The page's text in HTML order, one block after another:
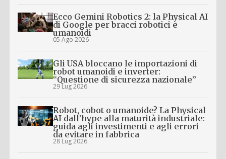
Ecco Gemini Robotics 2: la Physical AI
di Google per bracci robotici e
umanoidi
05 Ago 2026
Gli USA bloccano le importazioni di
robot umanoidi e inverter:
“Questione di sicurezza nazionale”
29 Lug 2026
Robot, cobot o umanoide? La Physical
AI dall’hype alla maturità industriale:
guida agli investimenti e agli errori
da evitare in fabbrica
28 Lug 2026